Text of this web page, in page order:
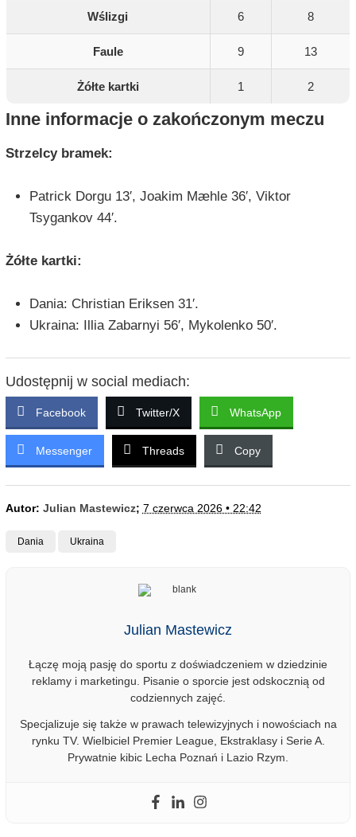
Wślizgi 6 8
Faule 9 13
Żółte kartki 1 2
Inne informacje o zakończonym meczu
Strzelcy bramek:
Patrick Dorgu 13′, Joakim Mæhle 36′, Viktor
Tsygankov 44′.
Żółte kartki:
Dania: Christian Eriksen 31′.
Ukraina: Illia Zabarnyi 56′, Mykolenko 50′.
Udostępnij w social mediach:
Facebook Twitter/X WhatsApp
Messenger Threads Copy
Autor: Julian Mastewicz; 7 czerwca 2026 • 22:42
Dania Ukraina
Julian Mastewicz
Łączę moją pasję do sportu z doświadczeniem w dziedzinie
reklamy i marketingu. Pisanie o sporcie jest odskocznią od
codziennych zajęć.
Specjalizuje się także w prawach telewizyjnych i nowościach na
rynku TV. Wielbiciel Premier League, Ekstraklasy i Serie A.
Prywatnie kibic Lecha Poznań i Lazio Rzym.